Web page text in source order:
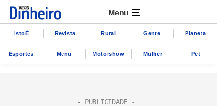
Menu
IstoÉ Revista Rural Gente Planeta
Esportes Menu Motorshow Mulher Pet